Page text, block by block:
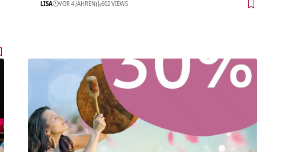
LISA VOR 4 JAHREN 602 VIEWS